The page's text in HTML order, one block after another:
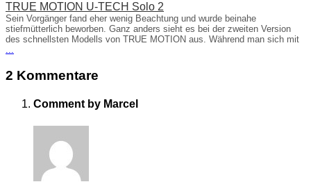
TRUE MOTION U-TECH Solo 2
Sein Vorgänger fand eher wenig Beachtung und wurde beinahe
stiefmütterlich beworben. Ganz anders sieht es bei der zweiten Version
des schnellsten Modells von TRUE MOTION aus. Während man sich mit
...
2 Kommentare
Comment by Marcel